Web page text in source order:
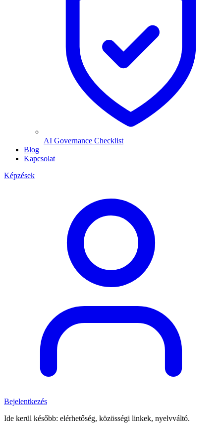
AI Governance Checklist
Blog
Kapcsolat
Képzések
Bejelentkezés
Ide kerül később: elérhetőség, közösségi linkek, nyelvváltó.